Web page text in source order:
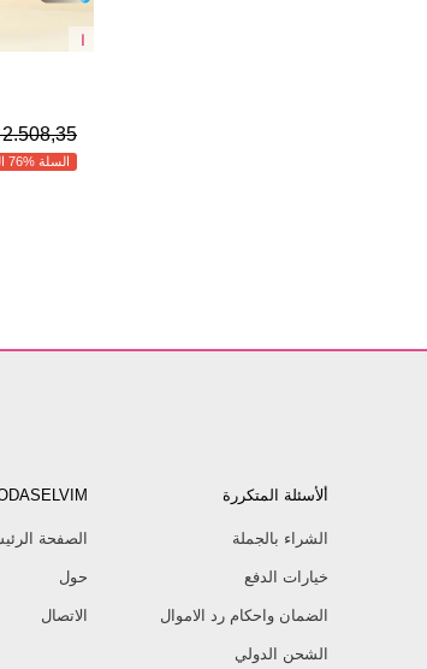
2.508,35 TL
السلة %76 الخصم
ألأسئلة المتكررة
الشراء بالجملة
خيارات الدفع
الضمان واحكام رد الاموال
الشحن الدولي
الصفحة
حول
الاتصال